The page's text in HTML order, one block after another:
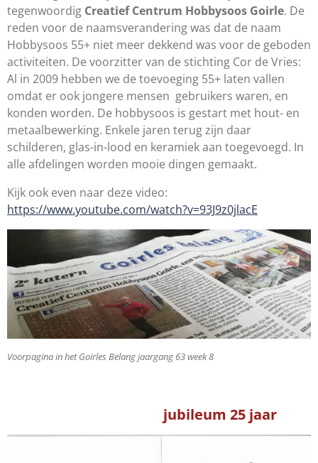
tegenwoordig Creatief Centrum Hobbysoos Goirle. De
reden voor de naamsverandering was dat de naam
Hobbysoos 55+ niet meer dekkend was voor de geboden
activiteiten. De voorzitter van de stichting Cor de Vries:
Al in 2009 hebben we de toevoeging 55+ laten vallen
omdat er ook jongere mensen gebruikers waren, en
konden worden. De hobbysoos is gestart met hout- en
metaalbewerking. Enkele jaren terug zijn daar
schilderen, glas-in-lood en keramiek aan toegevoegd. In
alle afdelingen worden mooie dingen gemaakt.
Kijk ook even naar deze video:
https://www.youtube.com/watch?v=93J9z0jlacE
Voorpagina in het Goirles Belang jaargang 63 week 8
jubileum 25 jaar